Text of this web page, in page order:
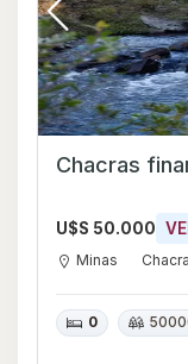
Chacras
U$S 50.000
Minas Chacra
0